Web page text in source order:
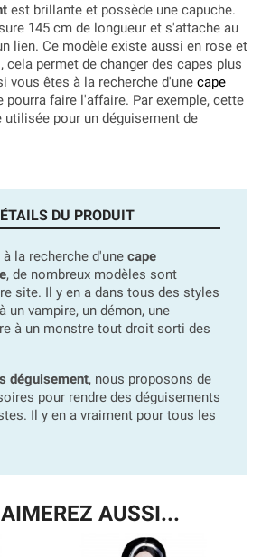
est brillante et possède une capuche.
145 cm de longueur et s'attache au
lien. Ce modèle existe aussi en rose et
cela permet de changer des capes plus
vous êtes à la recherche d'une cape
pourra faire l'affaire. Par exemple, cette
utilisée pour un déguisement de
DU PRODUIT
la recherche d'une cape
, de nombreux modèles sont
site. Il y en a dans tous des styles
un vampire, un démon, une
à un monstre tout droit sorti des
déguisement, nous proposons de
pour rendre des déguisements
Il y en a vraiment pour tous les
AUSSI...